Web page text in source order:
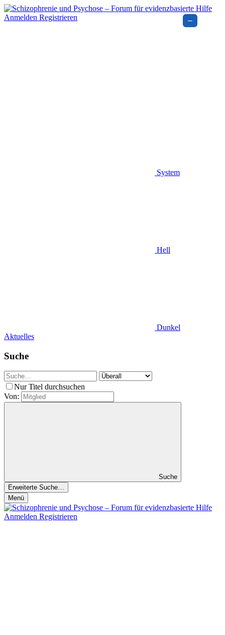
Anmelden Registrieren
System
Hell
Dunkel
Aktuelles
Suche
Nur Titel durchsuchen
Von:
Suche
Erweiterte Suche…
Menü
Anmelden Registrieren
–